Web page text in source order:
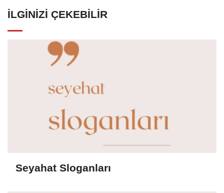
İLGINIZI ÇEKEBILIR
Seyahat Sloganları